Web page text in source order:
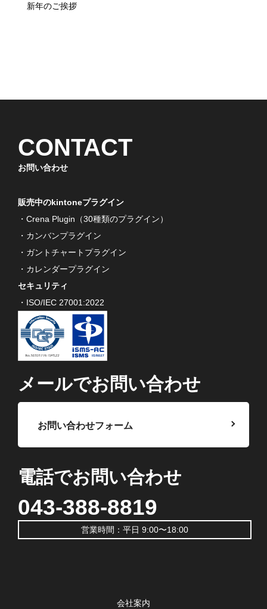
新年のご挨拶
CONTACT
お問い合わせ
販売中のkintoneプラグイン
・Crena Plugin（30種類のプラグイン）
・カンバンプラグイン
・ガントチャートプラグイン
・カレンダープラグイン
セキュリティ
・ISO/IEC 27001:2022
メールでお問い合わせ
お問い合わせフォーム
電話でお問い合わせ
043-388-8819
営業時間：平日 9:00〜18:00
会社案内